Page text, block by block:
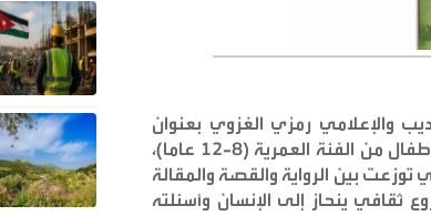
والإعلامي رمزي الغزوي بعنوان
«المشي يصنع الطريق»، وهو مجموعة قصصية متنوعة موجهة للأطفال من الفئة العمرية (8-12 عاما)،
بين الرواية والقصة والمقالة
ثقافي ينحاز إلى الإنسان وأسئلته